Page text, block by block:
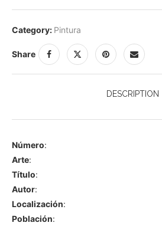
Category: Pintura
Share
DESCRIPTION
Número:
Arte:
Título:
Autor:
Localización:
Población: